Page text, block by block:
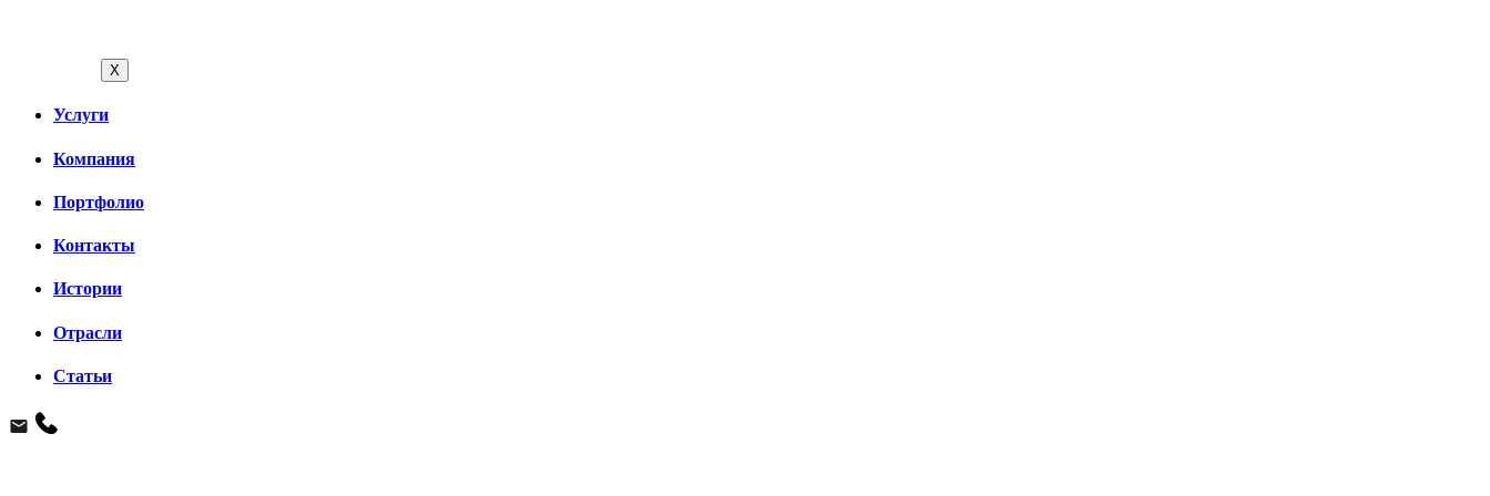
X
Услуги
Компания
Портфолио
Контакты
Истории
Отрасли
Статьи